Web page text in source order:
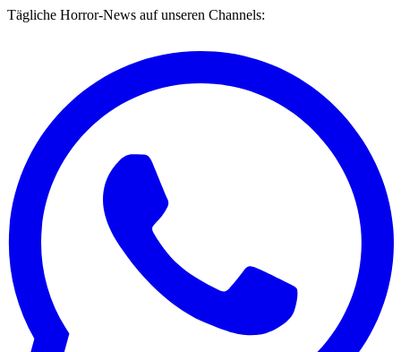
Tägliche Horror-News auf unseren Channels: